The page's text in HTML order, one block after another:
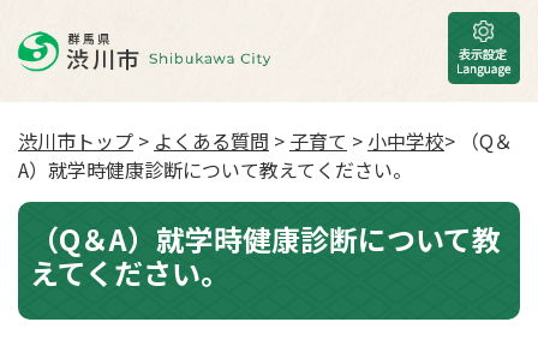
渋川市トップ > よくある質問 > 子育て > 小中学校> （Q＆
A）就学時健康診断について教えてください。
（Q＆A）就学時健康診断について教
えてください。